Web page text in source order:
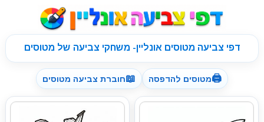
דפי צביעה מטוסים אונליין- משחקי צביעה של מטוסים
🖨מטוסים להדפסה 📖חוברת צביעה מטוסים